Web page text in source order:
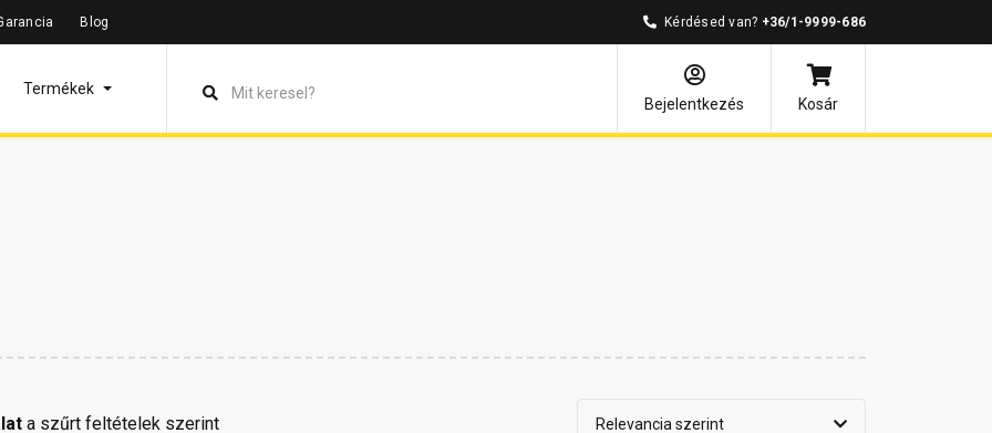
Blog Kérdésed van? +36/1-9999-686
Termékek
Bejelentkezés
Kosár
a szűrt feltételek szerint Relevancia szerint